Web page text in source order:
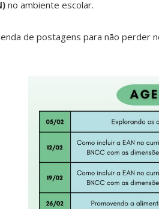
no ambiente escolar.
de postagens para não perder